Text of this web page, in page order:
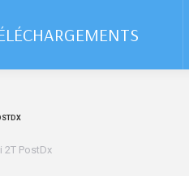
2T PostDx
TÉLÉCHARGEMENTS